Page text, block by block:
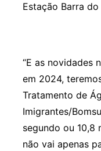
Estação Barra
“E as novidades
em 2024,
Tratamento de
Imigrantes/
segundo ou 10,8
não vai apenas